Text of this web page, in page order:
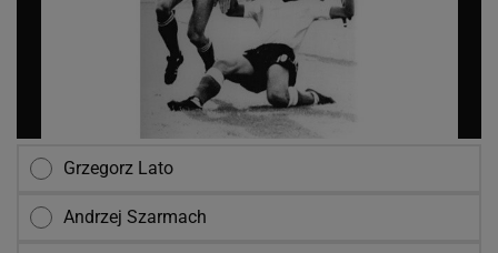
Grzegorz Lato
Andrzej Szarmach